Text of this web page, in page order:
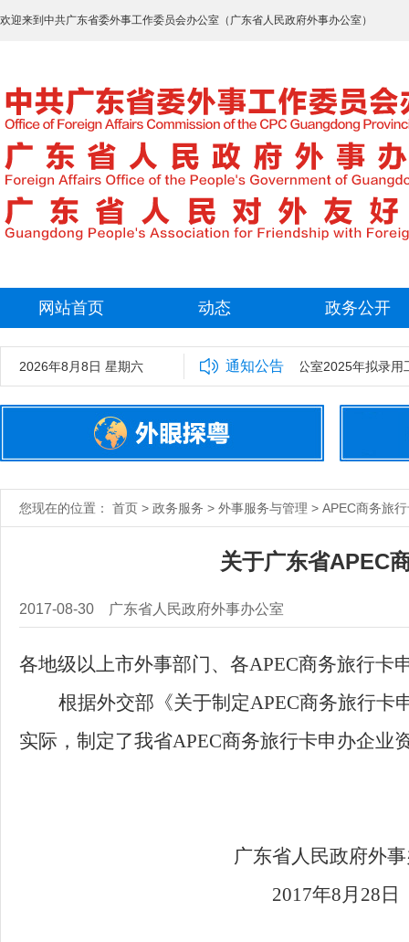
欢迎来到中共广东省委外事工作委员会办公室（广东省人民政府外事办公室）
网站首页 动态 政务公开
2026年8月8日 星期六 通知公告
中共广东省委外事工作委员会办公室2025年拟录用
您现在的位置： 首页 > 政务服务 > 外事服务与管理 > APEC商务旅
关于广东省APEC
2017-08-30 广东省人民政府外事办公室
各地级以上市外事部门、各APEC商务旅行卡
根据外交部《关于制定APEC商务旅行卡
实际，制定了我省APEC商务旅行卡申办企业
广东省人民政府外
2017年8月28日